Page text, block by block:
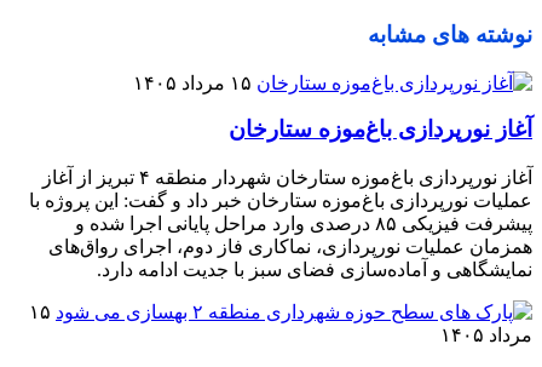
نوشته های مشابه
۱۵ مرداد ۱۴۰۵
آغاز نورپردازی باغ‌موزه ستارخان
آغاز نورپردازی باغ‌موزه ستارخان شهردار منطقه ۴ تبریز از آغاز
عملیات نورپردازی باغ‌موزه ستارخان خبر داد و گفت: این پروژه با
پیشرفت فیزیکی ۸۵ درصدی وارد مراحل پایانی اجرا شده و
همزمان عملیات نورپردازی، نماکاری فاز دوم، اجرای رواق‌های
نمایشگاهی و آماده‌سازی فضای سبز با جدیت ادامه دارد.
۱۵
مرداد ۱۴۰۵